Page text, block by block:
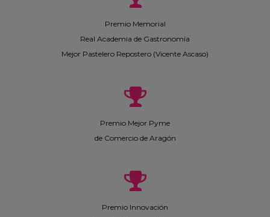
Premio Memorial
Real Academia de Gastronomía
Mejor Pastelero Repostero (Vicente Ascaso)
Premio Mejor Pyme
de Comercio de Aragón
Premio Innovación